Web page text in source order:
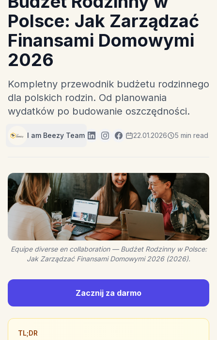
Polsce: Jak Zarządzać
Finansami Domowymi
2026
Kompletny przewodnik budżetu rodzinnego
dla polskich rodzin. Od planowania
wydatków po budowanie oszczędności.
I am Beezy Team 22.01.2026 5 min read
Equipe diverse en collaboration — Budżet Rodzinny w Polsce:
Jak Zarządzać Finansami Domowymi 2026 (2026).
Zacznij za darmo
TL;DR